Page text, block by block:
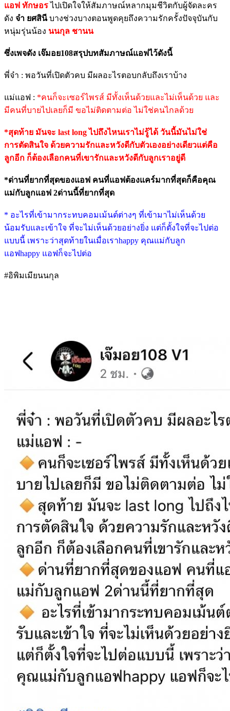
แอฟ ทักษอรไปเปิดใจให้สัมภาษณ์หลากมุมชีวิตกับผู้จัดละคร
ดัง จ๋า ยศสินีบางช่วงบางตอนพูดคุยถึงความรักครั้งปัจจุบันกับ
หนุ่มรุ่นน้อง นนกุล ชานน
ซึ่งเพจดัง เจ๊มอย108สรุปบทสัมภาษณ์แอฟไว้ดังนี้
พี่จ๋า : พอวันที่เปิดตัวคบ มีผลอะไรตอบกลับถึงเราบ้าง
แม่แอฟ : *คนก็จะเซอร์ไพรส์ มีทั้งเห็นด้วยและไม่เห็นด้วย และ
มีคนที่บายไปเลยก็มี ขอไม่ติดตามต่อ ไม่ใช่คนไกลด้วย
*สุดท้าย มันจะ last long ไปถึงไหนเราไม่รู้ได้ วันนี้มันไม่ใช่
การตัดสินใจ ด้วยความรักและหวังดีกับตัวเองอย่างเดียวแต่คือ
ลูกอีก ก็ต้องเลือกคนที่เขารักและหวังดีกับลูกเราอยู่ดี
*ด่านที่ยากที่สุดของแอฟ คนที่แอฟต้องแคร์มากที่สุดก็คือคุณ
แม่กับลูกแอฟ 2ด่านนี้ที่ยากที่สุด
* อะไรที่เข้ามากระทบคอมเม้นต์ต่างๆ ที่เข้ามาไม่เห็นด้วย
น้อมรับและเข้าใจ ที่จะไม่เห็นด้วยอย่างยิ่ง แต่ก็ตั้งใจที่จะไปต่อ
แบบนี้ เพราะว่าสุดท้ายในเมื่อเราhappy คุณแม่กับลูก
แอฟhappy แอฟก็จะไปต่อ
#อิพิมเมียนนกุล